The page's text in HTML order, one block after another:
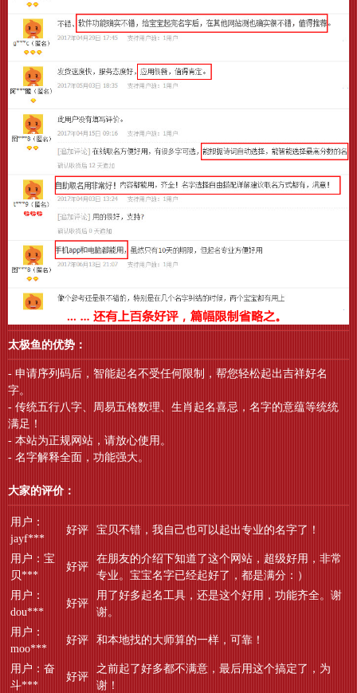
太极鱼的优势：
- 申请序列码后，智能起名不受任何限制，帮您轻松起出吉祥好名
字。
- 传统五行八字、周易五格数理、生肖起名喜忌，名字的意蕴等统统
满足！
- 本站为正规网站，请放心使用。
- 名字解释全面，功能强大。
大家的评价：
用户：
jayf***
好评 宝贝不错，我自己也可以起出专业的名字了！
用户：宝
贝***
好评
在朋友的介绍下知道了这个网站，超级好用，非常
专业。宝宝名字已经起好了，都是满分：）
用户：
dou***
好评
用了好多起名工具，还是这个好用，功能齐全。谢
谢。
用户：
moo***
好评 和本地找的大师算的一样，可靠！
用户：奋
斗***
好评
之前起了好多都不满意，最后用这个搞定了，为
谢！